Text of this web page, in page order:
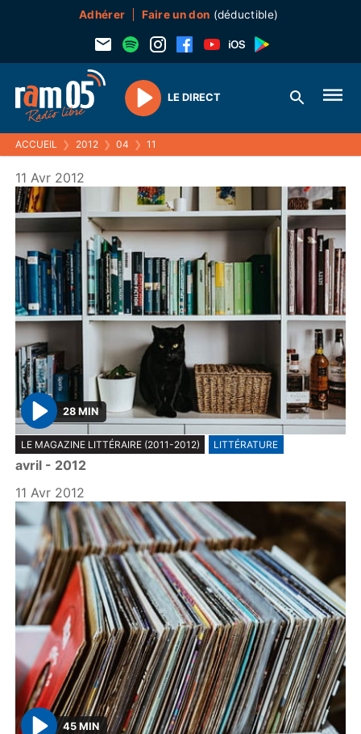
Adhérer Faire un don (déductible)
Play
LE DIRECT
ACCUEIL ❯ 2012 ❯ 04 ❯ 11
11 Avr 2012
P
l
a
y
28 MIN
LE MAGAZINE LITTÉRAIRE (2011-2012) LITTÉRATURE
avril - 2012
11 Avr 2012
45 MIN